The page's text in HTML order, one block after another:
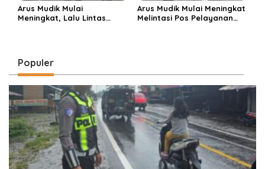
Arus Mudik Mulai
Meningkat, Lalu Lintas
Arus Mudik Mulai Meningkat
Melintasi Pos Pelayanan
Populer